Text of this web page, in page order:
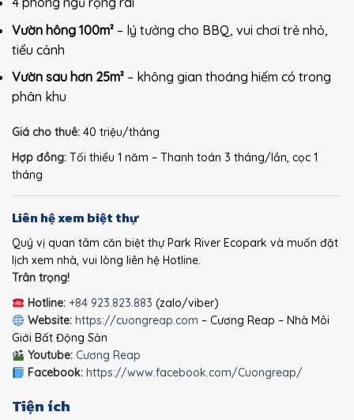
Vườn hông 100m² – lý tưởng cho BBQ, vui chơi trẻ nhỏ,
tiểu cảnh
Vườn sau hơn 25m² – không gian thoáng hiếm có trong
phân khu
Giá cho thuê: 40 triệu/tháng
Hợp đồng: Tối thiểu 1 năm – Thanh toán 3 tháng/lần, cọc 1
tháng
Liên hệ xem biệt thự
Quý vị quan tâm căn biệt thự Park River Ecopark và muốn đặt
lịch xem nhà, vui lòng liên hệ Hotline.
Trân trọng!
Hotline: +84 923.823.883 (zalo/viber)
Website: https://cuongreap.com – Cương Reap – Nhà Môi
Giới Bất Động Sản
Youtube: Cương Reap
Facebook: https://www.facebook.com/Cuongreap/
Tiện ích